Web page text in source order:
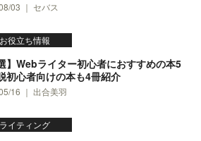
03 ｜ セバス
お役立ち情報
】Webライター初心者におすすめの本5
初心者向けの本も4冊紹介
16 ｜ 出合美羽
ライティング